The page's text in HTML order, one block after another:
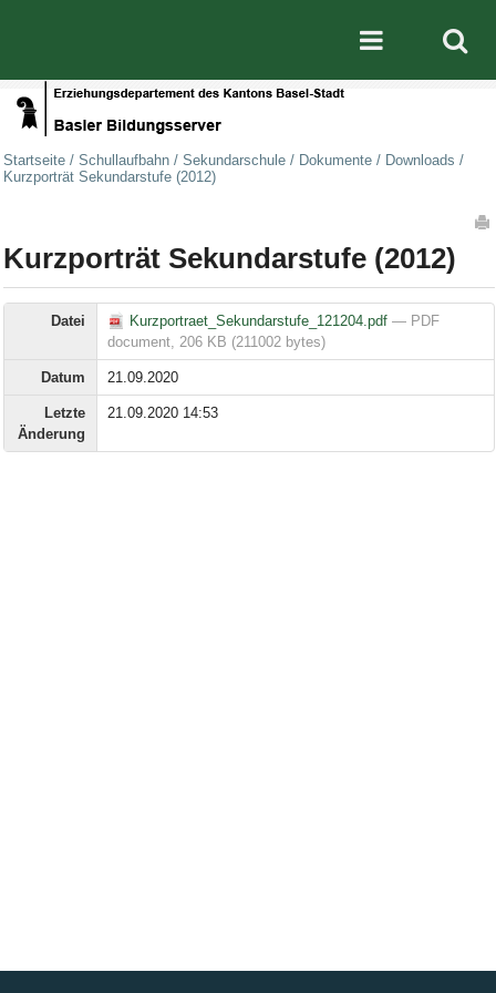
Mobile
Startseite / Schullaufbahn / Sekundarschule / Dokumente / Downloads /
Kurzporträt Sekundarstufe (2012)
Kurzporträt Sekundarstufe (2012)
Datei Kurzportraet_Sekundarstufe_121204.pdf— PDF
document, 206 KB (211002 bytes)
Datum 21.09.2020
Letzte
Änderung
21.09.2020 14:53